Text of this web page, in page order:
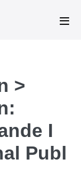
>
I
Publ